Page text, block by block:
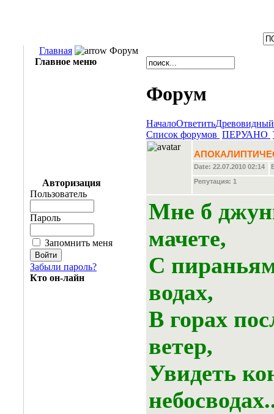
Главная
Форум
Главное меню
Авторизация
Пользователь
Пароль
Запомнить меня
Забыли пароль?
Кто он-лайн
Форум
НачалоОтветить
Список форумов ПЕРУАНО
Date: 22.07.2010 02:14
Репутация: 1
Мне б
мачете,
С
водах,
В горах
ветер,
Увидеть